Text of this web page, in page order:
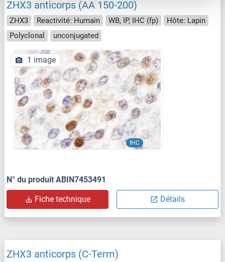
ZHX3 anticorps (AA 150-200)
ZHX3 Reactivité: Humain WB, IP, IHC (fp)
Hôte: Lapin
Polyclonal
unconjugated
IHC
1 image
N° du produit ABIN7453491
Fiche technique Détails
ZHX3 anticorps (C-Term)